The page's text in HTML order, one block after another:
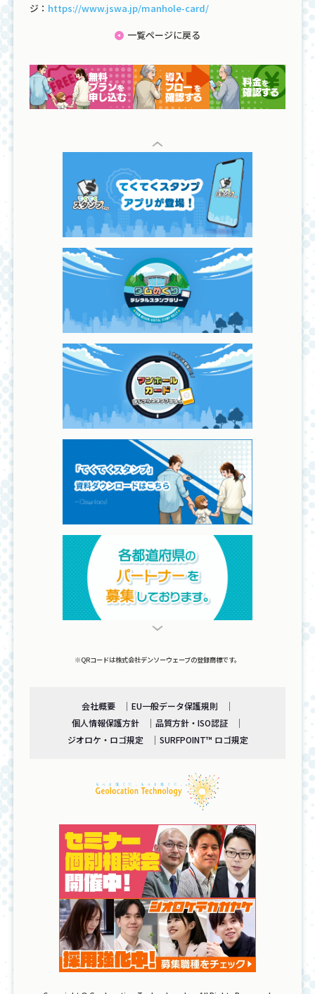
ジ： https://www.jswa.jp/manhole-card/
一覧ページに戻る
※QRコードは株式会社デンソーウェーブの登録商標です。
会社概要
EU一般データ保護規則
個人情報保護方針
品質方針・ISO認証
ジオロケ・ロゴ規定
SURFPOINT™ ロゴ規定